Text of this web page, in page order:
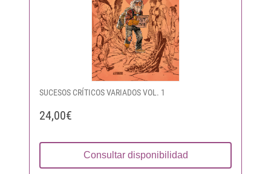
SUCESOS CRÍTICOS VARIADOS VOL. 1
24,00€
Consultar disponibilidad